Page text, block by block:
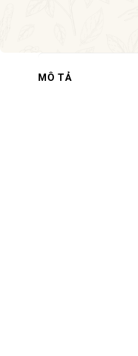
MÔ TẢ